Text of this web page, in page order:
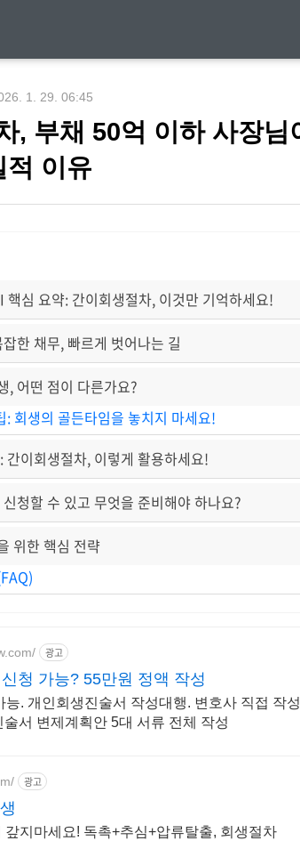
1. 29. 06:45
, 부채 50억 이하 사장
적 이유
심 요약: 간이회생절차, 이것만 기억하세요!
한 채무, 빠르게 벗어나는 길
, 어떤 점이 다른가요?
: 회생의 골든타임을 놓치지 마세요!
간이회생절차, 이렇게 활용하세요!
청할 수 있고 무엇을 준비해야 하나요?
위한 핵심 전략
광고
청 가능? 55만원 정액 작성
능. 개인회생진술서 작성대행. 변호사 직접 작
서 변제계획안 5대 서류 전체 작성
광고
갚지마세요! 독촉+추심+압류탈출, 회생절차